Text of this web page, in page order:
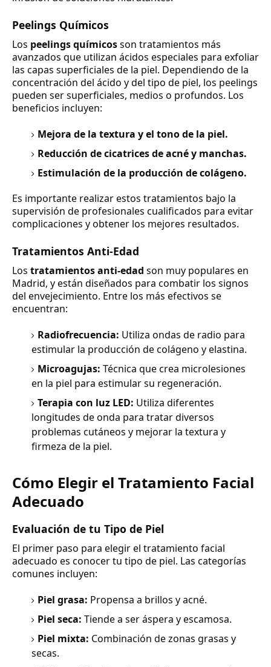
Peelings Químicos
Los peelings químicosson tratamientos más
avanzados que utilizan ácidos especiales para exfoliar
las capas superficiales de la piel. Dependiendo de la
concentración del ácido y del tipo de piel, los peelings
pueden ser superficiales, medios o profundos. Los
beneficios incluyen:
Mejora de la textura y el tono de la piel.
Reducción de cicatrices de acné y manchas.
Estimulación de la producción de colágeno.
Es importante realizar estos tratamientos bajo la
supervisión de profesionales cualificados para evitar
complicaciones y obtener los mejores resultados.
Tratamientos Anti-Edad
Los tratamientos anti-edad son muy populares en
Madrid, y están diseñados para combatir los signos
del envejecimiento. Entre los más efectivos se
encuentran:
Radiofrecuencia: Utiliza ondas de radio para
estimular la producción de colágeno y elastina.
Microagujas: Técnica que crea microlesiones
en la piel para estimular su regeneración.
Terapia con luz LED: Utiliza diferentes
longitudes de onda para tratar diversos
problemas cutáneos y mejorar la textura y
firmeza de la piel.
Cómo Elegir el Tratamiento Facial
Adecuado
Evaluación de tu Tipo de Piel
El primer paso para elegir el tratamiento facial
adecuado es conocer tu tipo de piel. Las categorías
comunes incluyen:
Piel grasa: Propensa a brillos y acné.
Piel seca: Tiende a ser áspera y escamosa.
Piel mixta: Combinación de zonas grasas y
secas.